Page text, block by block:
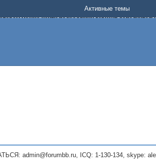
можно найти подходящий вариант
сайт не платит, то указывайте в теме что это
новые темы, размещайте объявления со своими
Активные темы
ICQ: 1-130-134, skype: